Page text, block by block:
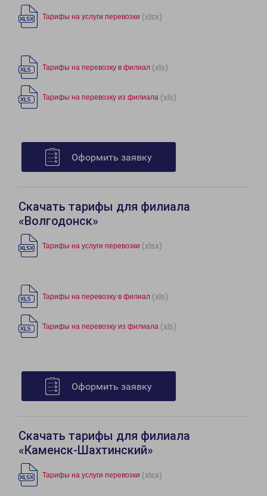
Тарифы на услуги перевозки (xlsx)
Тарифы на перевозку в филиал (xls)
Тарифы на перевозку из филиала (xls)
Оформить заявку
Скачать тарифы для филиала
«Волгодонск»
Тарифы на услуги перевозки (xlsx)
Тарифы на перевозку в филиал (xls)
Тарифы на перевозку из филиала (xls)
Оформить заявку
Скачать тарифы для филиала
«Каменск-Шахтинский»
Тарифы на услуги перевозки (xlsx)